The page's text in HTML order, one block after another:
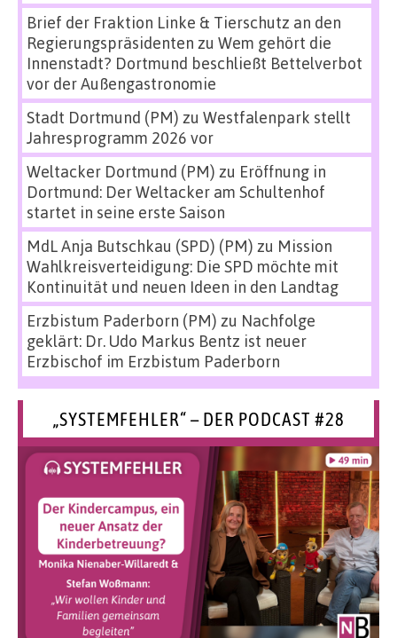
Brief der Fraktion Linke & Tierschutz an den
Regierungspräsidenten zu Wem gehört die
Innenstadt? Dortmund beschließt Bettelverbot
vor der Außengastronomie
Stadt Dortmund (PM) zu Westfalenpark stellt
Jahresprogramm 2026 vor
Weltacker Dortmund (PM) zu Eröffnung in
Dortmund: Der Weltacker am Schultenhof
startet in seine erste Saison
MdL Anja Butschkau (SPD) (PM) zu Mission
Wahlkreisverteidigung: Die SPD möchte mit
Kontinuität und neuen Ideen in den Landtag
Erzbistum Paderborn (PM) zu Nachfolge
geklärt: Dr. Udo Markus Bentz ist neuer
Erzbischof im Erzbistum Paderborn
„SYSTEMFEHLER“ – DER PODCAST #28